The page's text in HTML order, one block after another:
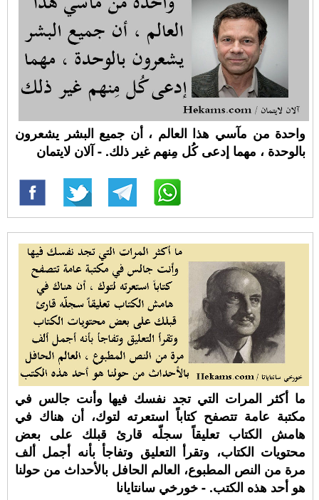
واحدة من مآسي هذا العالم ، أن جميع البشر يشعرون
بالوحدة ، مهما إدعى كُل مِنهم غير ذلك. - آلان لايتمان
ما أكثر المرات التي تجد نفسك فيها وأنت جالس في
مكتبة عامة تتصفح كتاباً استعرته لتوك، أن هناك في
هامش الكتاب تعليقاً سجلّه قارئ قبلك على بعض
محتويات الكتاب، وتقرأ التعليق وتفاجأ بأنه أجمل ألف
مرة من النص المطبوع، العالم الحافل بالأحداث من حولنا
هو أحد هذه الكتب. - خورخي سانتايانا